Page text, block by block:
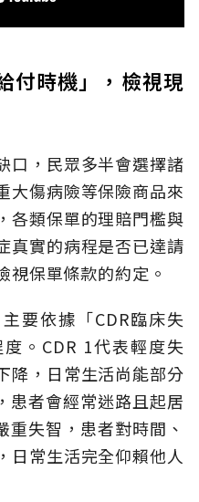
付時機」，檢視現
口，民眾多半會選擇諸
大傷病險等保險商品來
各類保單的理賠門檻與
真實的病程是否已達請
視保單條款的約定。
要依據「CDR臨床失
。CDR 1代表輕度失
降，日常生活尚能部分
患者會經常迷路且起居
重失智，患者對時間、
日常生活完全仰賴他人